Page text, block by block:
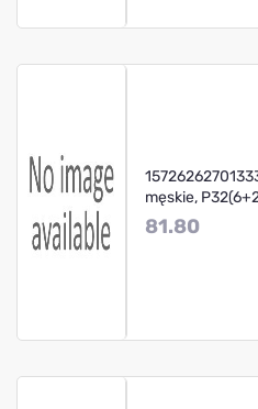
męskie,
81.80